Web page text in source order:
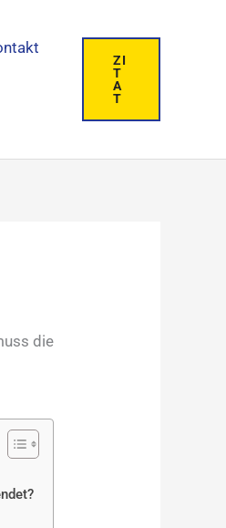
ZI
T
A
T
die